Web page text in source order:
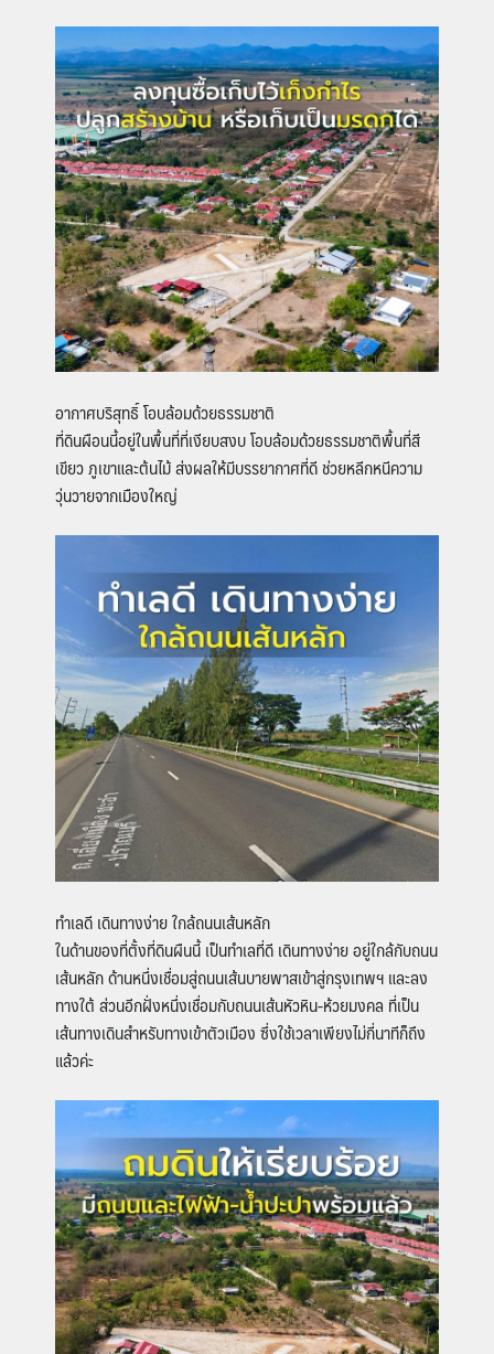
อากาศบริสุทธิ์ โอบล้อมด้วยธรรมชาติ
ที่ดินผือนนี้อยู่ในพื้นที่ที่เงียบสงบ โอบล้อมด้วยธรรมชาติพื้นที่สี
เขียว ภูเขาและต้นไม้ ส่งผลให้มีบรรยากาศที่ดี ช่วยหลีกหนีความ
วุ่นวายจากเมืองใหญ่
ทำเลดี เดินทางง่าย ใกล้ถนนเส้นหลัก
ในด้านของที่ตั้งที่ดินผืนนี้ เป็นทำเลที่ดี เดินทางง่าย อยู่ใกล้กับถนน
เส้นหลัก ด้านหนึ่งเชื่อมสู่ถนนเส้นบายพาสเข้าสู่กรุงเทพฯ และลง
ทางใต้ ส่วนอีกฝั่งหนึ่งเชื่อมกับถนนเส้นหัวหิน-ห้วยมงคล ที่เป็น
เส้นทางเดินสำหรับทางเข้าตัวเมือง ซึ่งใช้เวลาเพียงไม่กี่นาทีก็ถึง
แล้วค่ะ